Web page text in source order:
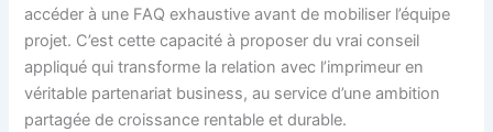
accéder à une FAQ exhaustive avant de mobiliser l’équipe
projet. C’est cette capacité à proposer du vrai conseil
appliqué qui transforme la relation avec l’imprimeur en
véritable partenariat business, au service d’une ambition
partagée de croissance rentable et durable.